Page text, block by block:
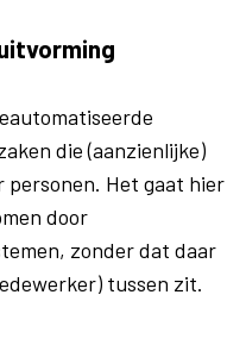
die (aanzienlijke)
personen. Het gaat hier
door
zonder dat daar
tussen zit.